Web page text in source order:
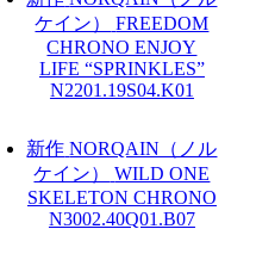
ケイン）
FREEDOM
CHRONO ENJOY
LIFE “SPRINKLES”
N2201.19S04.K01
新作 NORQAIN（ノル
ケイン）
WILD ONE
SKELETON CHRONO
N3002.40Q01.B07